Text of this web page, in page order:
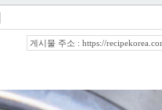
게시물 주소 : https://